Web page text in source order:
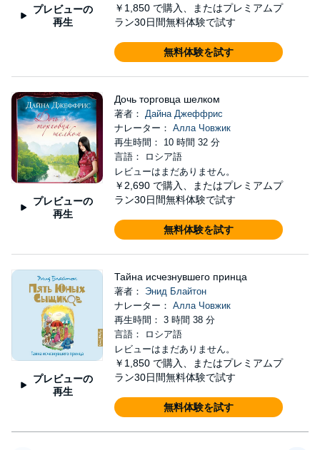
プレビューの
再生
￥1,850 で購入、またはプレミアムプ
ラン30日間無料体験で試す
無料体験を試す
プレビューの
再生
Дочь торговца шелком
著者： Дайна Джеффрис
ナレーター： Алла Човжик
再生時間： 10 時間 32 分
言語： ロシア語
レビューはまだありません。
￥2,690 で購入、またはプレミアムプ
ラン30日間無料体験で試す
無料体験を試す
プレビューの
再生
Тайна исчезнувшего принца
著者： Энид Блайтон
ナレーター： Алла Човжик
再生時間： 3 時間 38 分
言語： ロシア語
レビューはまだありません。
￥1,850 で購入、またはプレミアムプ
ラン30日間無料体験で試す
無料体験を試す